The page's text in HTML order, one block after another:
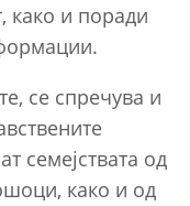
како и поради
се спречува и
семејствата од
како и од